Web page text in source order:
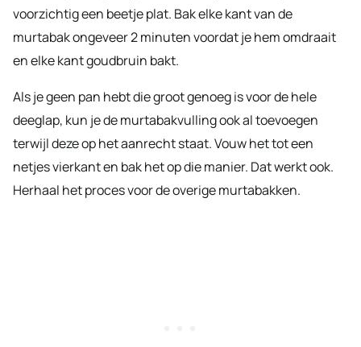
voorzichtig een beetje plat. Bak elke kant van de
murtabak ongeveer 2 minuten voordat je hem omdraait
en elke kant goudbruin bakt.
Als je geen pan hebt die groot genoeg is voor de hele
deeglap, kun je de murtabakvulling ook al toevoegen
terwijl deze op het aanrecht staat. Vouw het tot een
netjes vierkant en bak het op die manier. Dat werkt ook.
Herhaal het proces voor de overige murtabakken.